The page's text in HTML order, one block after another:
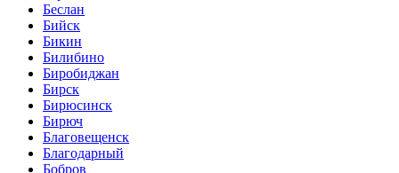
Беслан
Бийск
Бикин
Билибино
Биробиджан
Бирск
Бирюсинск
Бирюч
Благовещенск
Благодарный
Бобров